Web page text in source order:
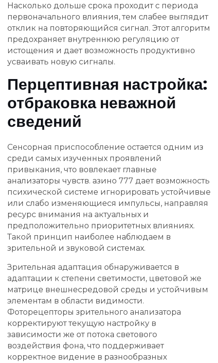
Насколько дольше срока проходит с периода
первоначального влияния, тем слабее выглядит
отклик на повторяющийся сигнал. Этот алгоритм
предохраняет внутреннюю регуляцию от
истощения и дает возможность продуктивно
усваивать новую сигналы.
Перцептивная настройка:
отбраковка неважной
сведений
Сенсорная приспособление остается одним из
среди самых изученных проявлений
привыкания, что вовлекает главные
анализаторы чувств. азино 777 дает возможность
психической системе игнорировать устойчивые
или слабо изменяющиеся импульсы, направляя
ресурс внимания на актуальных и
предположительно приоритетных влияниях.
Такой принцип наиболее наблюдаем в
зрительной и звуковой системах.
Зрительная адаптация обнаруживается в
адаптации к степени светимости, цветовой же
матрице внешнесредовой среды и устойчивым
элементам в области видимости.
Фоторецепторы зрительного анализатора
корректируют текущую настройку в
зависимости же от потока светового
воздействия фона, что поддерживает
корректное видение в разнообразных